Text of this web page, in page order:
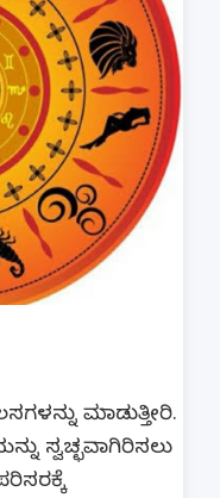
ಮಾಡುತ್ತೀರಿ.
ಸ್ವಚ್ಛವಾಗಿರಿಸಲು